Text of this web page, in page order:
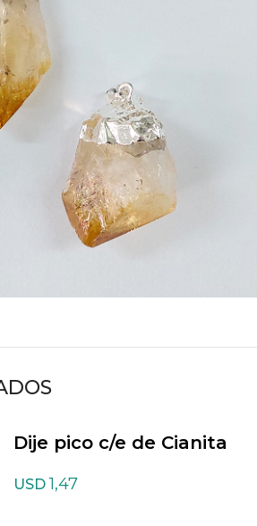
Dije pico c/e de Cianita
USD 1,47